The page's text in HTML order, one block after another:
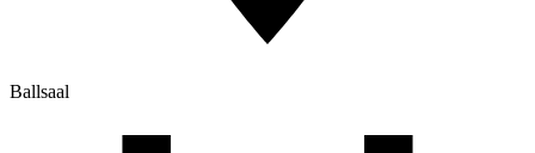
Ballsaal